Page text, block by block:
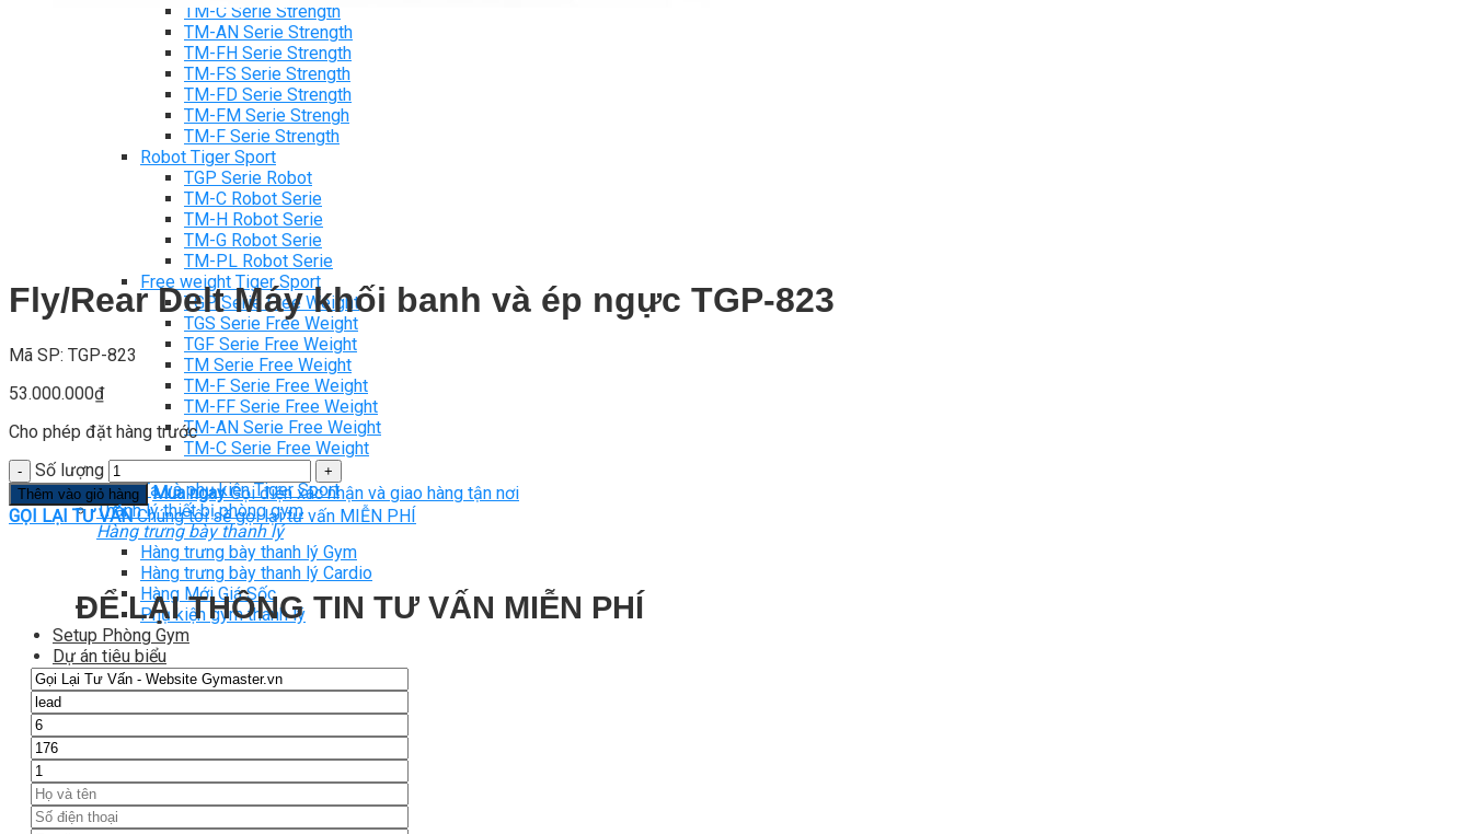
TM-C Serie Strength
TM-AN Serie Strength
TM-FH Serie Strength
TM-FS Serie Strength
TM-FD Serie Strength
TM-FM Serie Strengh
TM-F Serie Strength
Robot Tiger Sport
TGP Serie Robot
TM-C Robot Serie
TM-H Robot Serie
TM-G Robot Serie
TM-PL Robot Serie
Free weight Tiger Sport
TGP Serie Free Weight
TGS Serie Free Weight
TGF Serie Free Weight
TM Serie Free Weight
TM-F Serie Free Weight
TM-FF Serie Free Weight
TM-AN Serie Free Weight
TM-C Serie Free Weight
Tạ và phụ kiện Tiger Sport
Thanh lý thiết bị phòng gym
Hàng trưng bày thanh lý
Hàng trưng bày thanh lý Gym
Hàng trưng bày thanh lý Cardio
Hàng Mới Giá Sốc
Phụ kiện gym thanh lý
Setup Phòng Gym
Dự án tiêu biểu
Tuyển Cộng Tác Viên
Blog
Kinh nghiệm đầu tư
Thiết bị gym
Tin tức
Hướng dẫn tập luyện
Chế độ ăn uống
Liên Hệ
Fly/Rear Delt Máy khối banh và ép ngực TGP-823
Mã SP: TGP-823
53.000.000₫
Cho phép đặt hàng trước
Số lượng
Thêm vào giỏ hàng Mua ngay Gọi điện xác nhận và giao hàng tận nơi
GỌI LẠI TƯ VẤN Chúng tôi sẽ gọi lại tư vấn MIỄN PHÍ
ĐỂ LẠI THÔNG TIN TƯ VẤN MIỄN PHÍ